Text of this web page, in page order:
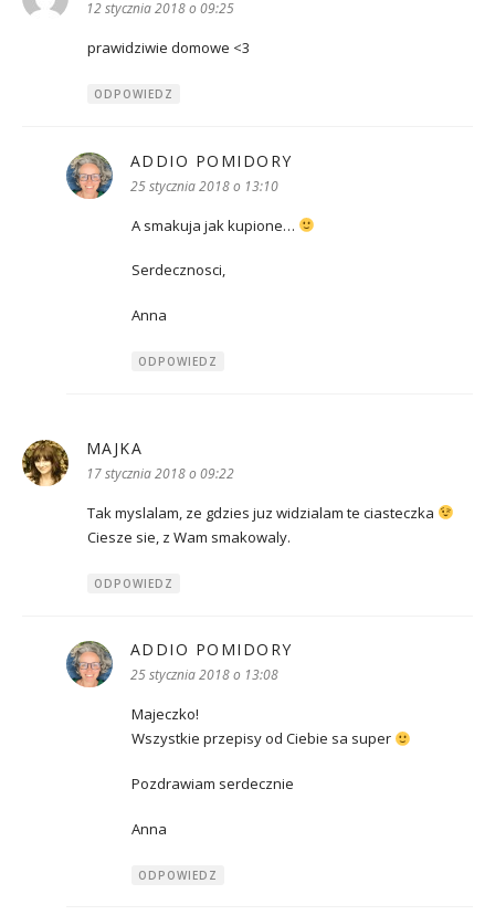
12 stycznia 2018 o 09:25
prawidziwie domowe <3
ODPOWIEDZ
ADDIO POMIDORY
25 stycznia 2018 o 13:10
A smakuja jak kupione…
Serdecznosci,
Anna
ODPOWIEDZ
MAJKA
17 stycznia 2018 o 09:22
Tak myslalam, ze gdzies juz widzialam te ciasteczka
Ciesze sie, z Wam smakowaly.
ODPOWIEDZ
ADDIO POMIDORY
25 stycznia 2018 o 13:08
Majeczko!
Wszystkie przepisy od Ciebie sa super
Pozdrawiam serdecznie
Anna
ODPOWIEDZ